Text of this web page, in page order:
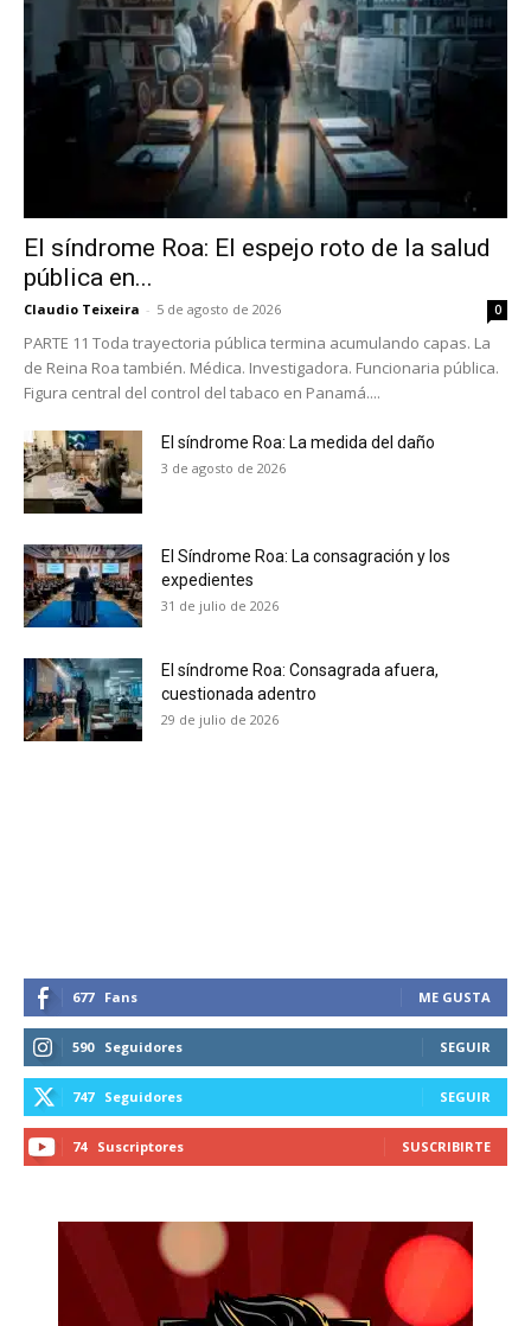
No te pierdas de las
últimas noticias
tobacco harm reduction in your email.
El síndrome Roa: El espejo roto de la salud
pública en...
Claudio Teixeira - 5 de agosto de 2026 0
PARTE 11 Toda trayectoria pública termina acumulando capas. La
de Reina Roa también. Médica. Investigadora. Funcionaria pública.
Figura central del control del tabaco en Panamá....
El síndrome Roa: La medida del daño
3 de agosto de 2026
El Síndrome Roa: La consagración y los
expedientes
31 de julio de 2026
El síndrome Roa: Consagrada afuera,
cuestionada adentro
29 de julio de 2026
677 Fans ME GUSTA
590 Seguidores SEGUIR
747 Seguidores SEGUIR
74 Suscriptores SUSCRIBIRTE